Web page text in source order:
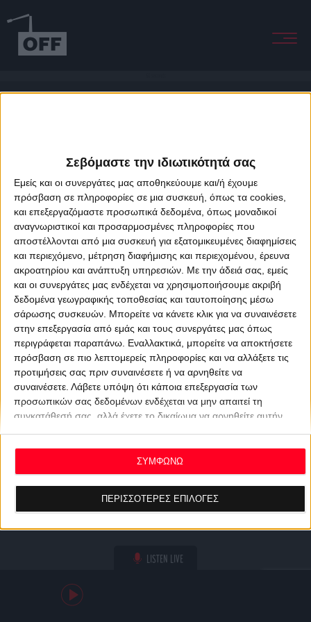
Σεβόμαστε την ιδιωτικότητά σας
Εμείς και οι συνεργάτες μας αποθηκεύουμε και/ή έχουμε
πρόσβαση σε πληροφορίες σε μια συσκευή, όπως τα cookies,
και επεξεργαζόμαστε προσωπικά δεδομένα, όπως μοναδικοί
αναγνωριστικοί και προσαρμοσμένες πληροφορίες που
αποστέλλονται από μια συσκευή για εξατομικευμένες διαφημίσεις
και περιεχόμενο, μέτρηση διαφήμισης και περιεχομένου, έρευνα
ακροατηρίου και ανάπτυξη υπηρεσιών. Με την άδειά σας, εμείς
και οι συνεργάτες μας ενδέχεται να χρησιμοποιήσουμε ακριβή
δεδομένα γεωγραφικής τοποθεσίας και ταυτοποίησης μέσω
σάρωσης συσκευών. Μπορείτε να κάνετε κλικ για να συναινέσετε
στην επεξεργασία από εμάς και τους συνεργάτες μας όπως
περιγράφεται παραπάνω. Εναλλακτικά, μπορείτε να αποκτήσετε
πρόσβαση σε πιο λεπτομερείς πληροφορίες και να αλλάξετε τις
προτιμήσεις σας πριν συναινέσετε ή να αρνηθείτε να
συναινέσετε. Λάβετε υπόψη ότι κάποια επεξεργασία των
προσωπικών σας δεδομένων ενδέχεται να μην απαιτεί τη
συγκατάθεσή σας, αλλά έχετε το δικαίωμα να αρνηθείτε αυτήν
ανακαλέσετε τη συγκατάθεσή σας ανά πάσα στιγμή
επιστρέφοντας σε αυτόν τον ιστότοπο και κάνοντας κλικ στο
κουμπί "Απορρήτου" στο κάτω μέρος της ιστοσελίδας.
ΠΕΡΙΣΣΟΤΕΡΕΣ ΕΠΙΛΟΓΕΣ
ΣΥΜΦΩΝΩ
LISTEN LIVE
About Offradio Business Class Terms & Conditions
Privacy Policy
Designed & developed byporcupine colors&Fotis Alexandrou